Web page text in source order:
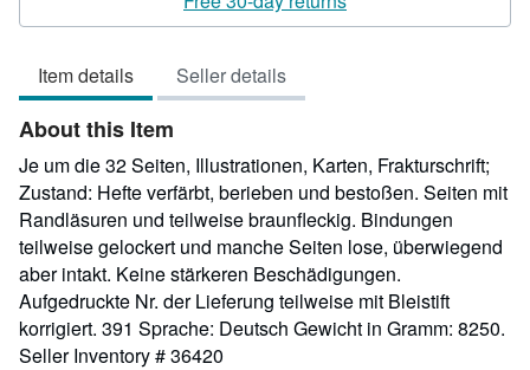
5
5
stars
Item details Seller details
About this Item
Je um die 32 Seiten, Illustrationen, Karten, Frakturschrift;
Zustand: Hefte verfärbt, berieben und bestoßen. Seiten mit
Randläsuren und teilweise braunfleckig. Bindungen
teilweise gelockert und manche Seiten lose, überwiegend
aber intakt. Keine stärkeren Beschädigungen.
Aufgedruckte Nr. der Lieferung teilweise mit Bleistift
korrigiert. 391 Sprache: Deutsch Gewicht in Gramm: 8250.
Seller Inventory # 36420